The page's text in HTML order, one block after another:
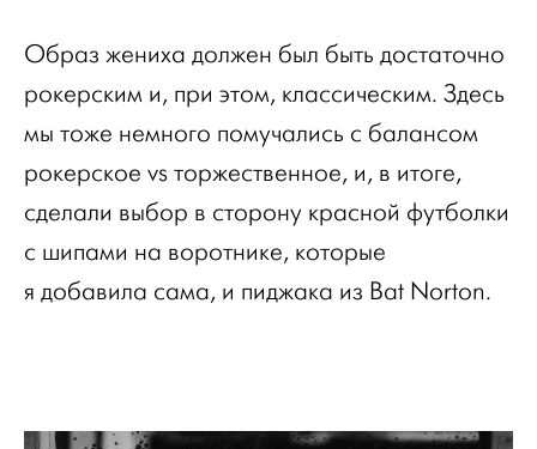
Образ жениха должен был быть достаточно
рокерским и, при этом, классическим. Здесь
мы тоже немного помучались с балансом
рокерское vs торжественное, и, в итоге,
сделали выбор в сторону красной футболки
с шипами на воротнике, которые
я добавила сама, и пиджака из Bat Norton.